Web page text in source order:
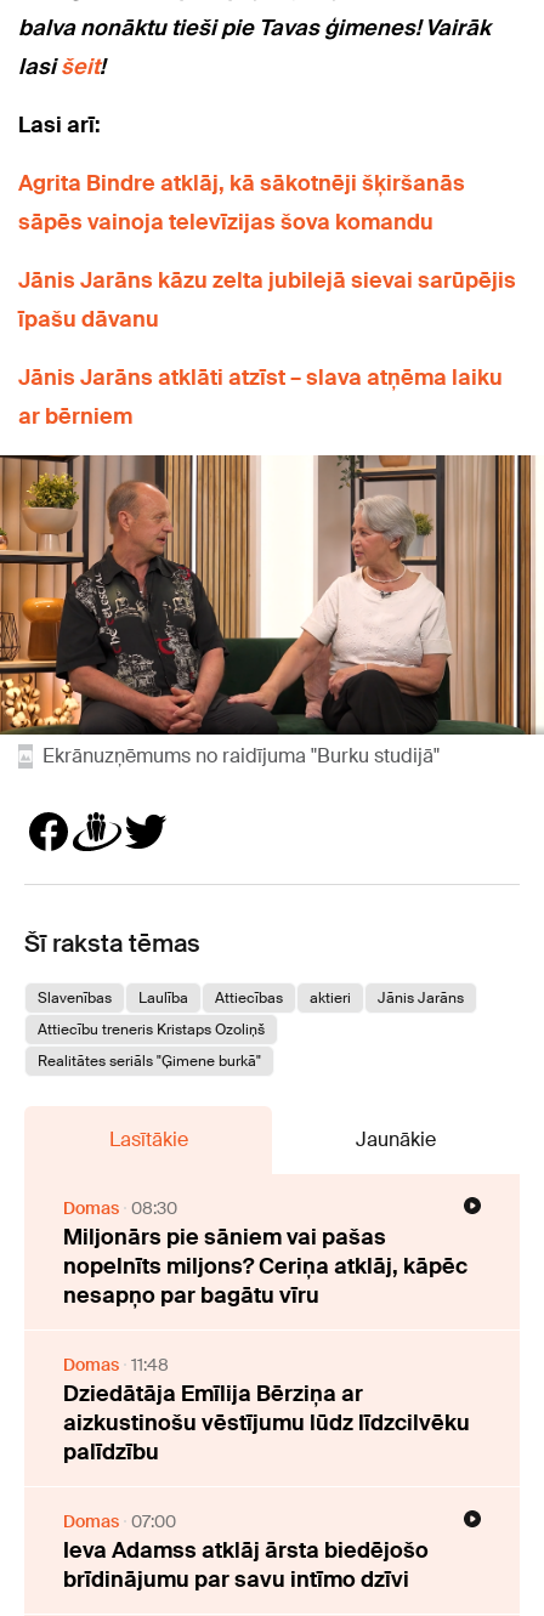
balva nonāktu tieši pie Tavas ģimenes! Vairāk
lasišeit!
Lasi arī:
Agrita Bindre atklāj, kā sākotnēji šķiršanās
sāpēs vainoja televīzijas šova komandu
Jānis Jarāns kāzu zelta jubilejā sievai sarūpējis
īpašu dāvanu
Jānis Jarāns atklāti atzīst – slava atņēma laiku
ar bērniem
Ekrānuzņēmums no raidījuma "Burku studijā"
Šī raksta tēmas
Slavenības Laulība Attiecības aktieri
Jānis Jarāns
Attiecību treneris Kristaps Ozoliņš
Realitātes seriāls "Ģimene burkā"
Lasītākie Jaunākie
Domas 08:30
Miljonārs pie sāniem vai pašas
nopelnīts miljons? Ceriņa atklāj, kāpēc
nesapņo par bagātu vīru
Domas 11:48
Dziedātāja Emīlija Bērziņa ar
aizkustinošu vēstījumu lūdz līdzcilvēku
palīdzību
Domas 07:00
Ieva Adamss atklāj ārsta biedējošo
brīdinājumu par savu intīmo dzīvi